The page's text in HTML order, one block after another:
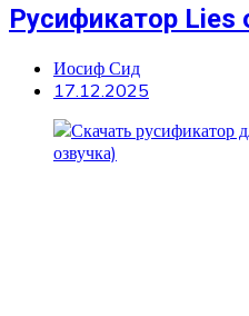
Русификатор Lies
Иосиф Сид
17.12.2025